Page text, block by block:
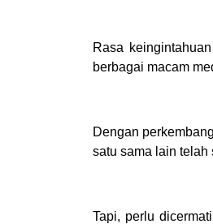
Rasa
berbagai macam
Dengan
satu sama lain telah
Tapi, perlu